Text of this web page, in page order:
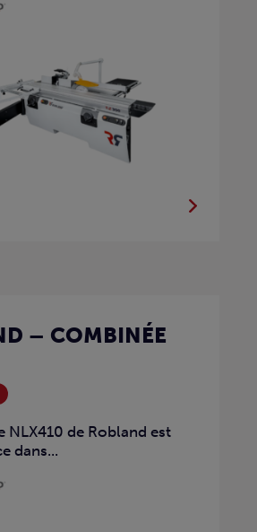
– COMBINÉE
NLX410 de Robland est
dans...